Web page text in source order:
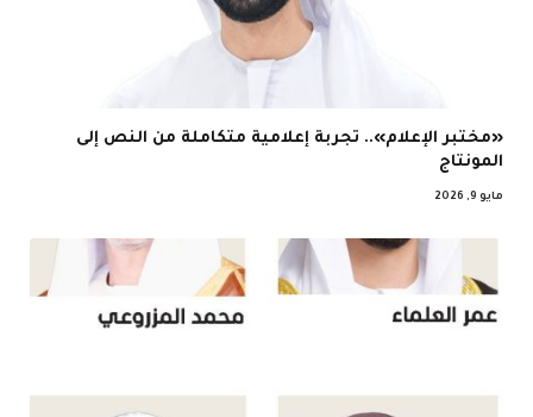
«مختبر الإعلام».. تجربة إعلامية متكاملة من النص إلى
المونتاج
مايو 9, 2026